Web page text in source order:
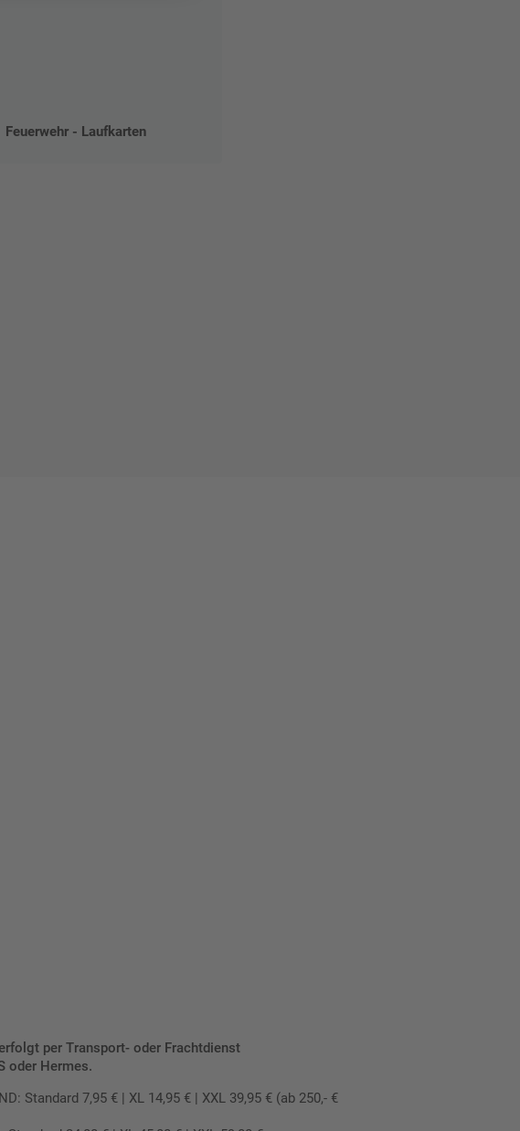
Feuerwehr - Laufkarten
per Transport- oder Frachtdienst
oder Hermes.
Standard 7,95 € | XL 14,95 € | XXL 39,95 € (ab 250,- €